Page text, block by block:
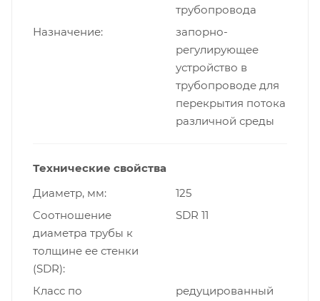
трубопровода
Назначение
запорно-
регулирующее
устройство в
трубопроводе для
перекрытия потока
различной среды
Технические свойства
Диаметр, мм
125
Cоотношение
диаметра трубы к
толщине ее стенки
(SDR)
SDR 11
Класс по
редуцированный